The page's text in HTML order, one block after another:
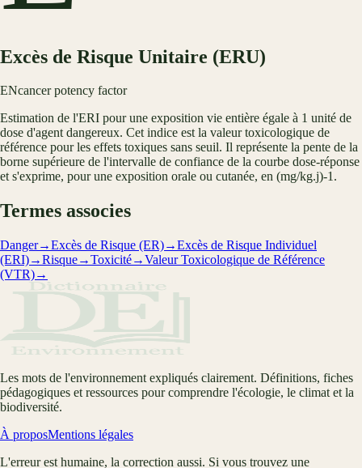
Excès de Risque Unitaire (ERU)
ENcancer potency factor
Estimation de l'ERI pour une exposition vie entière égale à 1 unité de
dose d'agent dangereux. Cet indice est la valeur toxicologique de
référence pour les effets toxiques sans seuil. Il représente la pente de la
borne supérieure de l'intervalle de confiance de la courbe dose-réponse
et s'exprime, pour une exposition orale ou cutanée, en (mg/kg.j)-1.
Termes associes
Danger→Excès de Risque (ER)→Excès de Risque Individuel
(ERI)→Risque→Toxicité→Valeur Toxicologique de Référence
(VTR)→
Les mots de l'environnement expliqués clairement. Définitions, fiches
pédagogiques et ressources pour comprendre l'écologie, le climat et la
biodiversité.
À proposMentions légales
L'erreur est humaine, la correction aussi. Si vous trouvez une